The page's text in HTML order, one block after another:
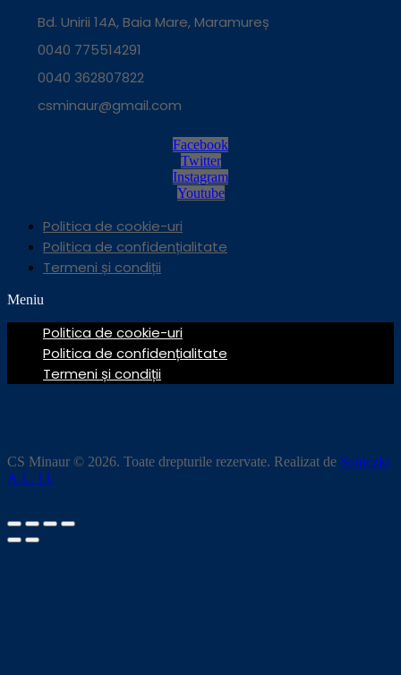
Bd. Unirii 14A, Baia Mare, Maramureș
0040 775514291
0040 362807822
csminaur@gmail.com
Facebook
Twitter
Instagram
Youtube
Politica de cookie-uri
Politica de confidențialitate
Termeni și condiții
Meniu
Politica de cookie-uri
Politica de confidențialitate
Termeni și condiții
CS Minaur © 2026. Toate drepturile rezervate. Realizat de Solticzki
A.L. I.I.